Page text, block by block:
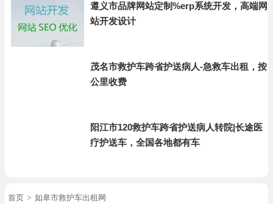
遵义市品牌网站定制%erp系统开发，高端网
站开发设计
茂名市救护车跨省护送病人-急救车出租，按
公里收费
阳江市120救护车跨省护送病人转院|长途医
疗护送车，全国各地都有车
首页 > 如皋市救护车出租网